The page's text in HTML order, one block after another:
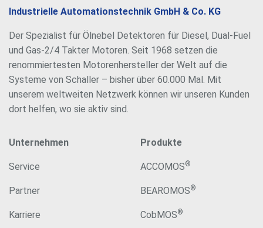
Industrielle Automationstechnik GmbH & Co. KG
Der Spezialist für Ölnebel Detektoren für Diesel, Dual-Fuel
und Gas-2/4 Takter Motoren. Seit 1968 setzen die
renommiertesten Motorenhersteller der Welt auf die
Systeme von Schaller – bisher über 60.000 Mal. Mit
unserem weltweiten Netzwerk können wir unseren Kunden
dort helfen, wo sie aktiv sind.
Unternehmen
Service
Partner
Karriere
Produkte
ACCOMOS®
BEAROMOS®
CobMOS®